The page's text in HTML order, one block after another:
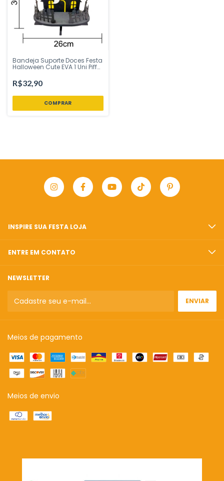
Bandeja Suporte Doces Festa
Halloween Cute EVA 1 Uni Piffer
Loja
R$32,90
INSPIRE SUA FESTA LOJA
ENTRE EM CONTATO
NEWSLETTER
Meios de pagamento
Meios de envio